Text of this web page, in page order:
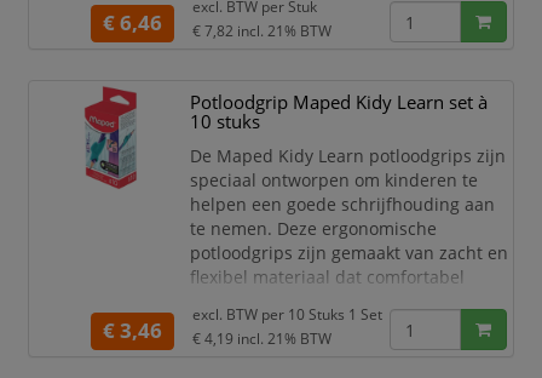
afbeeldingen weer te geven in
verhoudingen van 4:1 tot 1:4.
wanneer niet in gebruik en past
makkelijk in een rugtas wanneer
je onderweg bent.
Deze verdeler bevat 11
schaalverdelingsgaten.
€ 6,46
excl. BTW per Stuk
€ 7,82 incl. 21% BTW
Potloodgrip Maped Kidy Learn set à
10 stuks
De Maped Kidy Learn potloodgrips zijn
speciaal ontworpen om kinderen te
helpen een goede schrijfhouding aan
te nemen. Deze ergonomische
potloodgrips zijn gemaakt van zacht en
flexibel materiaal dat comfortabel
grip. Ideaal voor jonge schrijvers die
net beginnen met het ontwikkelen van
€ 3,46
excl. BTW per 10 Stuks 1 Set
€ 4,19 incl. 21% BTW